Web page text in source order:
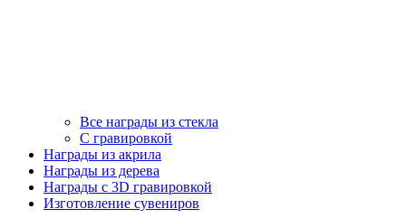
Все награды из стекла
С гравировкой
Награды из акрила
Награды из дерева
Награды с 3D гравировкой
Изготовление сувениров